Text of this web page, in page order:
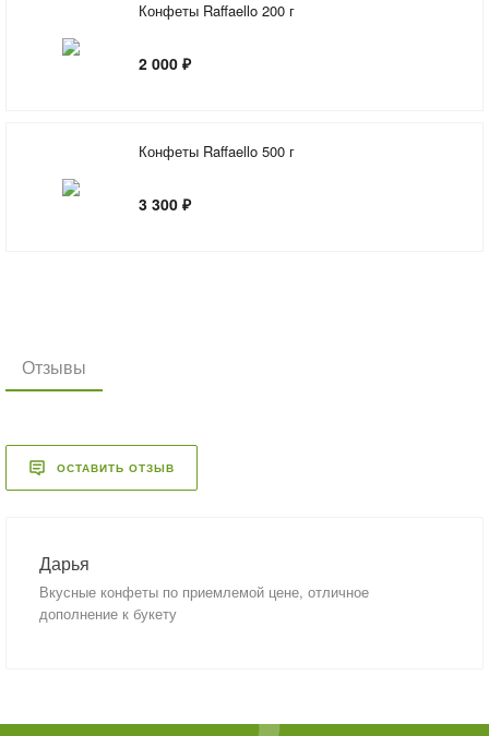
Конфеты Raffaello 200 г
2 000 ₽
Конфеты Raffaello 500 г
3 300 ₽
Отзывы
ОСТАВИТЬ ОТЗЫВ
Дарья
Вкусные конфеты по приемлемой цене, отличное
дополнение к букету